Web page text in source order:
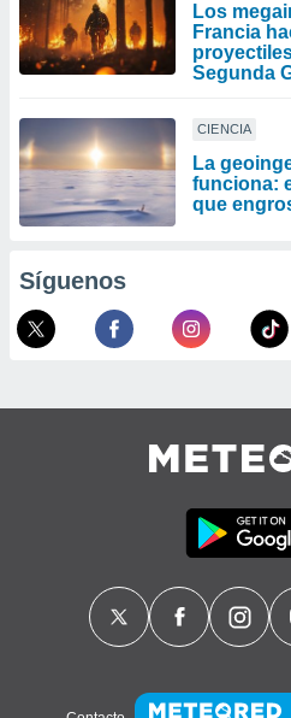
Los
Francia
Segunda
CIENCIA
La
funciona:
que
Síguenos